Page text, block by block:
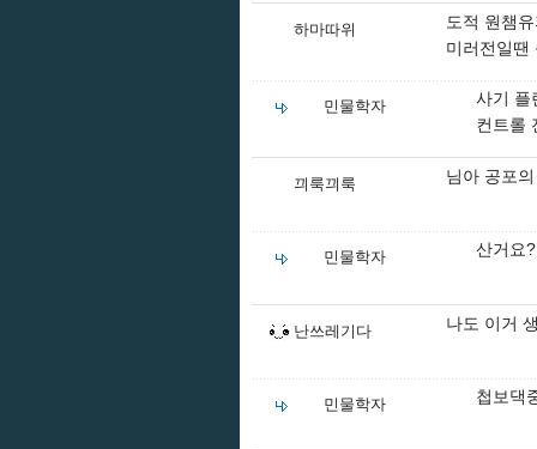
하마따위
도적 원챔
미러전일땐
민물학자
사기 플
컨트롤
끠룩끠룩 님아 공포
민물학자 산거요
난쓰레기다 나도 이거
민물학자 첩보댁